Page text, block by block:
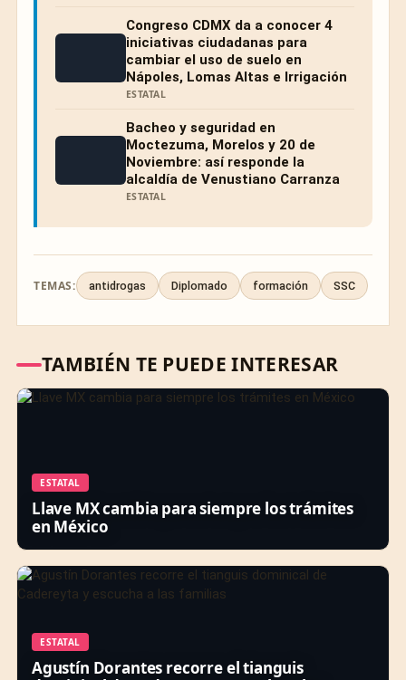
Congreso CDMX da a conocer 4
iniciativas ciudadanas para
cambiar el uso de suelo en
Nápoles, Lomas Altas e Irrigación
ESTATAL
Bacheo y seguridad en
Moctezuma, Morelos y 20 de
Noviembre: así responde la
alcaldía de Venustiano Carranza
ESTATAL
TEMAS: antidrogas Diplomado formación SSC
TAMBIÉN TE PUEDE INTERESAR
ESTATAL
Llave MX cambia para siempre los trámites
en México
ESTATAL
Agustín Dorantes recorre el tianguis